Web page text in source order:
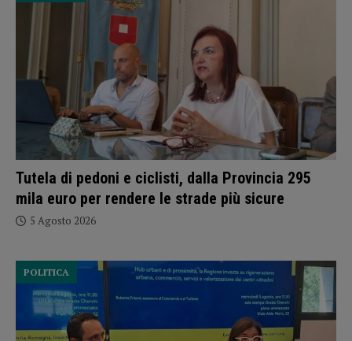
Tutela di pedoni e ciclisti, dalla Provincia 295
mila euro per rendere le strade più sicure
5 Agosto 2026
POLITICA